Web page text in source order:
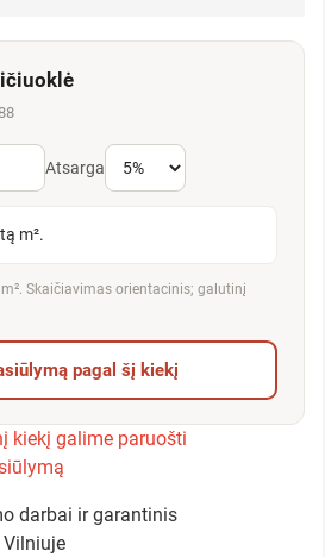
Atsarga
m².
Skaičiavimas orientacinis; galutinį
pagal šį kiekį
kiekį galime paruošti
darbai ir garantinis